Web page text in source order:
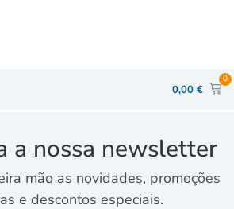
0,00 €
0
a nossa newsletter
mão as novidades, promoções
e descontos especiais.